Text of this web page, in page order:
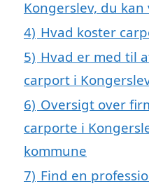
Kongerslev, du
4) Hvad koster
5) Hvad er med til
carport i
6) Oversigt over
carporte i
kommune
7) Find en